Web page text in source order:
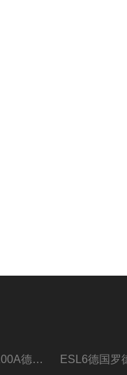
SMC100ASMC100A德国罗德与施瓦茨射频信号源